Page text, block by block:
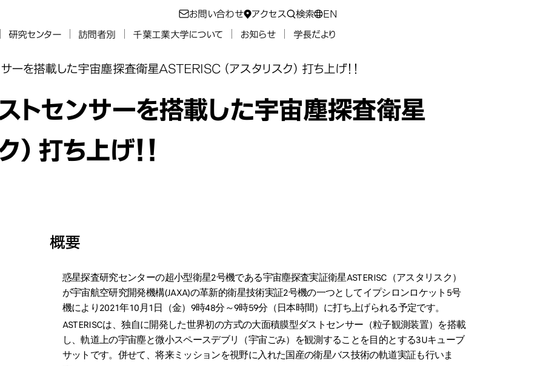
お問い合わせ アクセス 検索 EN
研究センター 訪問者別 千葉工業大学について お知らせ 学長だより
ーを搭載した宇宙塵探査衛星ASTERISC（アスタリスク）打ち上げ！！
トセンサーを搭載した宇宙塵探査衛星
打ち上げ！！
概要
惑星探査研究センターの超小型衛星2号機である宇宙塵探査実証衛星ASTERISC（アスタリスク）
が宇宙航空研究開発機構(JAXA)の革新的衛星技術実証2号機の一つとしてイプシロンロケット5号
機により2021年10月1日（金）9時48分～9時59分（日本時間）に打ち上げられる予定です。
ASTERISCは、独自に開発した世界初の方式の大面積膜型ダストセンサー（粒子観測装置）を搭載
し、軌道上の宇宙塵と微小スペースデブリ（宇宙ごみ）を観測することを目的とする3Uキューブ
サットです。併せて、将来ミッションを視野に入れた国産の衛星バス技術の軌道実証も行いま